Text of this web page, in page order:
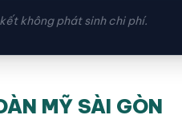
không phát sinh chi phí.
MỸ SÀI GÒN